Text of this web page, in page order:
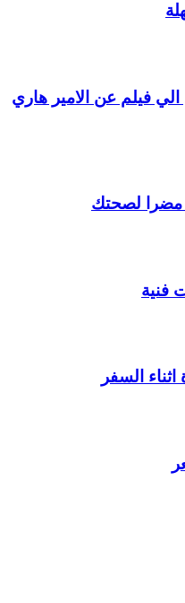
فيلم عن الامير هاري
مضرا لصحتك
فنية
السفر